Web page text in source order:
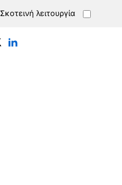
Σκοτεινή λειτουργία